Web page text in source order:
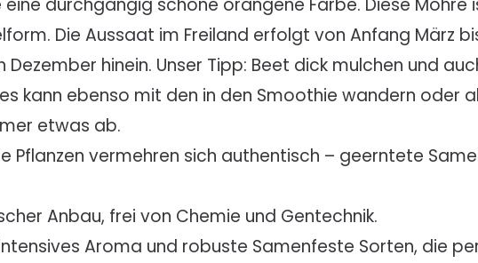
Die Aussaat im Freiland erfolgt von Anfang März
hinein. Unser Tipp: Beet dick mulchen und
kann ebenso mit den in den Smoothie wandern oder
etwas ab.
Pflanzen vermehren sich authentisch – geerntete
Anbau, frei von Chemie und Gentechnik.
Aroma und robuste Samenfeste Sorten, die